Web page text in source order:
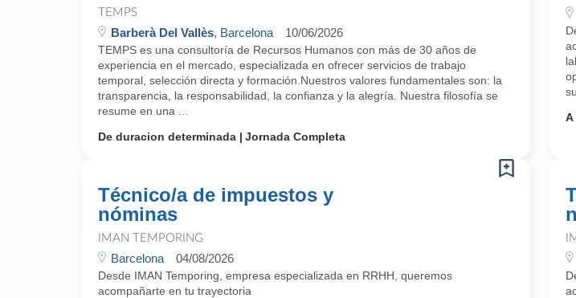
TEMPS
Barberà Del Vallès, Barcelona 10/06/2026
TEMPS es una consultoría de Recursos Humanos con más de 30 años de
experiencia en el mercado, especializada en ofrecer servicios de trabajo
temporal, selección directa y formación.Nuestros valores fundamentales son: la
transparencia, la responsabilidad, la confianza y la alegría. Nuestra filosofía se
resume en una ...
De duracion determinada
Jornada Completa
A
Técnico/a de impuestos y
nóminas
IMAN TEMPORING
Barcelona 04/08/2026
Desde IMAN Temporing, empresa especializada en RRHH, queremos
acompañarte en tu trayectoria